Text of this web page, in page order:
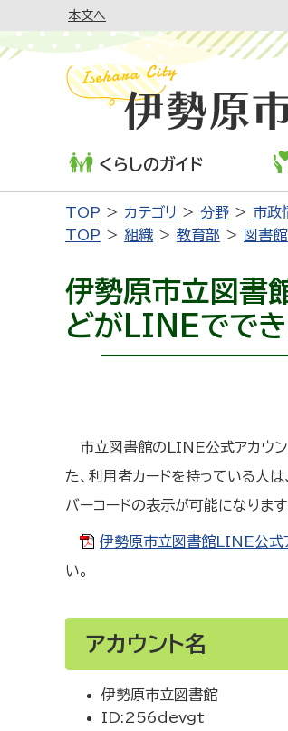
本文へ
くらしのガイド
TOP カテゴリ 分野 市政
TOP
組織 教育部 図書
伊勢原市立図書
どがLINEででき
市立図書館のLINE公式アカウン
た、利用者カードを持っている人は
バーコードの表示が可能になります
伊勢原市立図書館LINE公式
い。
アカウント名
伊勢原市立図書館
ID:256devgt